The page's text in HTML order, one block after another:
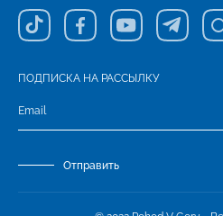
ПОДПИСКА НА РАССЫЛКУ
Отправить